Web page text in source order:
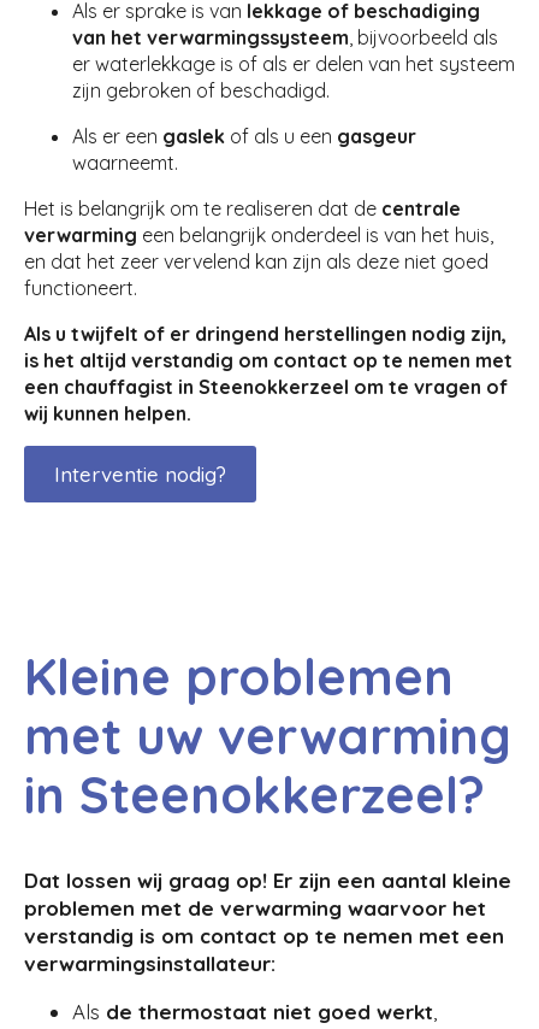
Als er sprake is van lekkage of beschadiging
van het verwarmingssysteem, bijvoorbeeld als
er waterlekkage is of als er delen van het systeem
zijn gebroken of beschadigd.
Als er een gaslek of als u een gasgeur
waarneemt.
Het is belangrijk om te realiseren dat de centrale
verwarming een belangrijk onderdeel is van het huis,
en dat het zeer vervelend kan zijn als deze niet goed
functioneert.
Als u twijfelt of er dringend herstellingen nodig zijn,
is het altijd verstandig om contact op te nemen met
een chauffagist in Steenokkerzeel om te vragen of
wij kunnen helpen.
Interventie nodig?
Kleine problemen
met uw verwarming
in Steenokkerzeel?
Dat lossen wij graag op! Er zijn een aantal kleine
problemen met de verwarming waarvoor het
verstandig is om contact op te nemen met een
verwarmingsinstallateur:
Als de thermostaat niet goed werkt